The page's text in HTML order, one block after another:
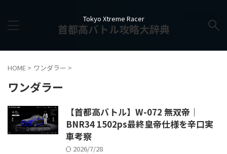
Tokyo Xtreme Racer
首都高バトル攻略大辞典
HOME > ワンダラー >
ワンダラー
【首都高バトル】W-072 無双帝｜
BNR34 1502ps最終皇帝仕様を辛口実
車考察
2026/7/28